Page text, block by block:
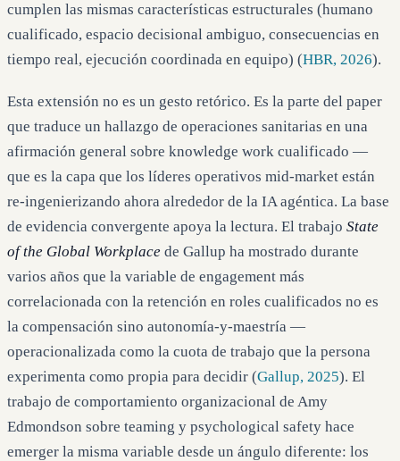
cumplen las mismas características estructurales (humano
cualificado, espacio decisional ambiguo, consecuencias en
tiempo real, ejecución coordinada en equipo) (HBR, 2026).
Esta extensión no es un gesto retórico. Es la parte del paper
que traduce un hallazgo de operaciones sanitarias en una
afirmación general sobre knowledge work cualificado —
que es la capa que los líderes operativos mid-market están
re-ingenierizando ahora alrededor de la IA agéntica. La base
de evidencia convergente apoya la lectura. El trabajo State
of the Global Workplace de Gallup ha mostrado durante
varios años que la variable de engagement más
correlacionada con la retención en roles cualificados no es
la compensación sino autonomía-y-maestría —
operacionalizada como la cuota de trabajo que la persona
experimenta como propia para decidir (Gallup, 2025). El
trabajo de comportamiento organizacional de Amy
Edmondson sobre teaming y psychological safety hace
emerger la misma variable desde un ángulo diferente: los